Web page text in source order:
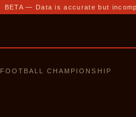
BETA — Data is accurate but
CHAMPIONSHIP